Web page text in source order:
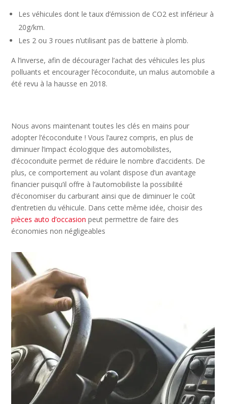
Les véhicules dont le taux d’émission de CO2 est inférieur à
20g/km.
Les 2 ou 3 roues n’utilisant pas de batterie à plomb.
A l’inverse, afin de décourager l’achat des véhicules les plus
polluants et encourager l’écoconduite, un malus automobile a
été revu à la hausse en 2018.
Nous avons maintenant toutes les clés en mains pour
adopter l’écoconduite ! Vous l’aurez compris, en plus de
diminuer l’impact écologique des automobilistes,
d’écoconduite permet de réduire le nombre d’accidents. De
plus, ce comportement au volant dispose d’un avantage
financier puisqu’il offre à l’automobiliste la possibilité
d’économiser du carburant ainsi que de diminuer le coût
d’entretien du véhicule. Dans cette même idée, choisir des
pièces auto d’occasion peut permettre de faire des
économies non négligeables